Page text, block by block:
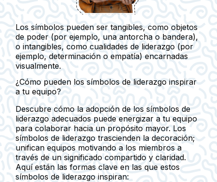
Los símbolos pueden ser tangibles, como objetos
de poder (por ejemplo, una antorcha o bandera),
o intangibles, como cualidades de liderazgo (por
ejemplo, determinación o empatía) encarnadas
visualmente.
¿Cómo pueden los símbolos de liderazgo inspirar
a tu equipo?
Descubre cómo la adopción de los símbolos de
liderazgo adecuados puede energizar a tu equipo
para colaborar hacia un propósito mayor. Los
símbolos de liderazgo trascienden la decoración;
unifican equipos motivando a los miembros a
través de un significado compartido y claridad.
Aquí están las formas clave en las que estos
símbolos de liderazgo inspiran: